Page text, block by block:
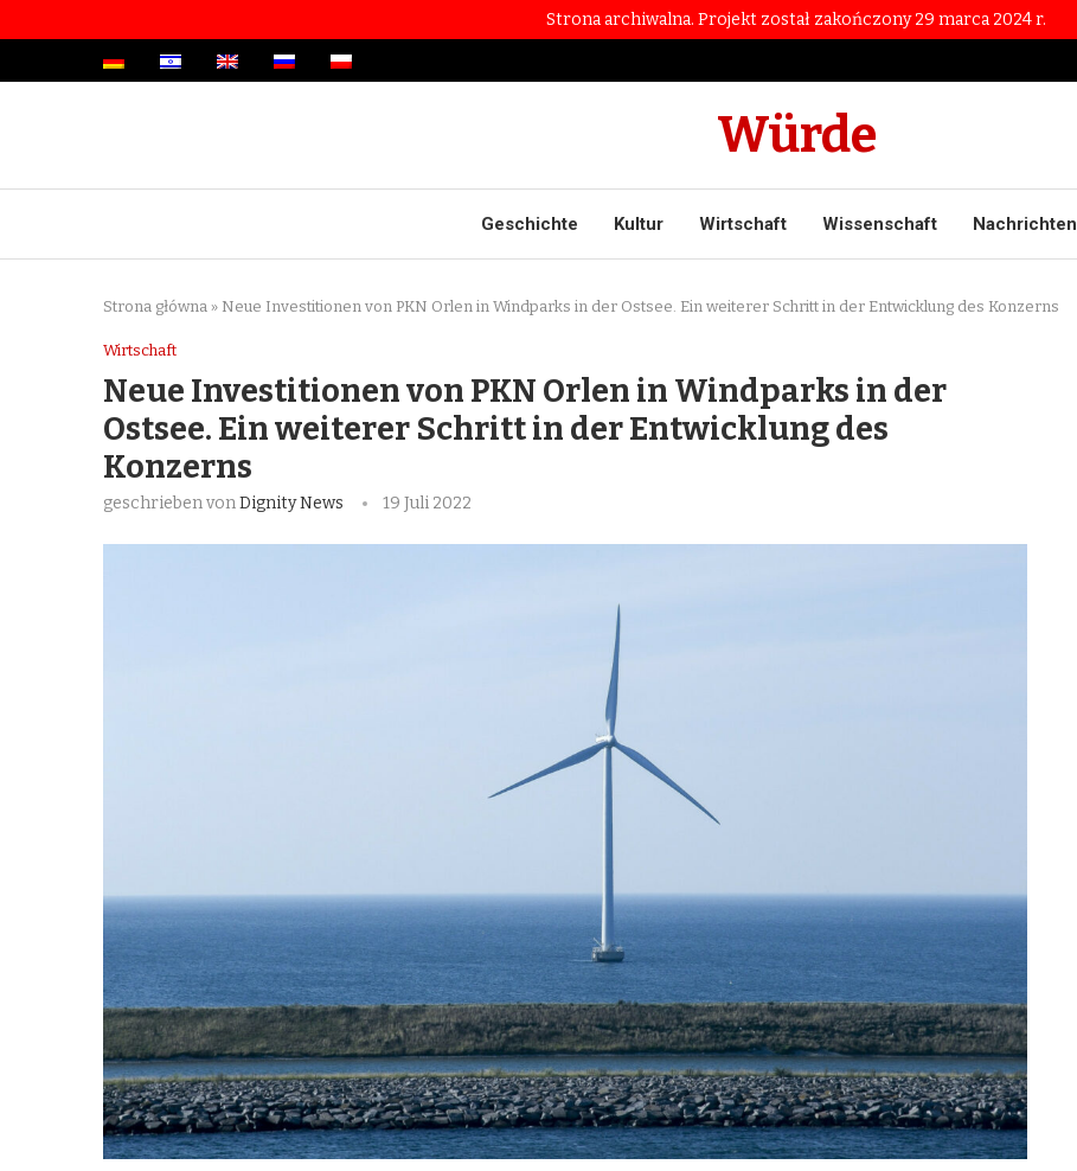
Strona archiwalna. Projekt został zakończony 29 marca 2024 r.
Würde
Geschichte Kultur Wirtschaft Wissenschaft Nachrichten
Strona główna » Neue Investitionen von PKN Orlen in Windparks in der Ostsee. Ein weiterer Schritt in der Entwicklung des Konzerns
Wirtschaft
Neue Investitionen von PKN Orlen in Windparks in der
Ostsee. Ein weiterer Schritt in der Entwicklung des
Konzerns
geschrieben vonDignity News 19 Juli 2022